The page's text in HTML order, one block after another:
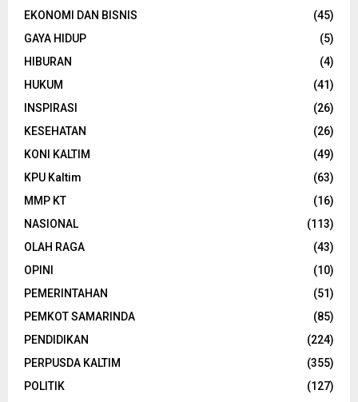
EKONOMI DAN BISNIS
(45)
GAYA HIDUP
(5)
HIBURAN
(4)
HUKUM
(41)
INSPIRASI
(26)
KESEHATAN
(26)
KONI KALTIM
(49)
KPU Kaltim
(63)
MMP KT
(16)
NASIONAL
(113)
OLAH RAGA
(43)
OPINI
(10)
PEMERINTAHAN
(51)
PEMKOT SAMARINDA
(85)
PENDIDIKAN
(224)
PERPUSDA KALTIM
(355)
POLITIK
(127)